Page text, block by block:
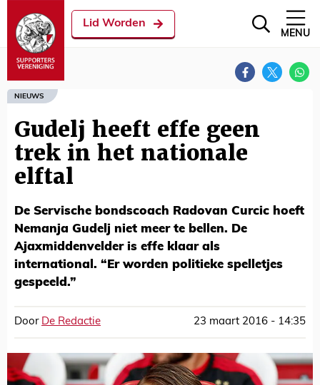
Lid Worden
MENU
NIEUWS
Gudelj heeft effe geen
trek in het nationale
elftal
De Servische bondscoach Radovan Curcic hoeft
Nemanja Gudelj niet meer te bellen. De
Ajaxmiddenvelder is effe klaar als
international. “Er worden politieke spelletjes
gespeeld.”
Door De Redactie 23 maart 2016 - 14:35